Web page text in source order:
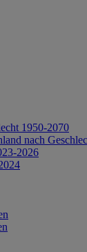
1950-2070
nach
2026